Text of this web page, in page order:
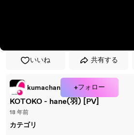
いいね 共有する
kumachan +フォロー
KOTOKO - hane(羽) [PV]
18 年前
カテゴリ